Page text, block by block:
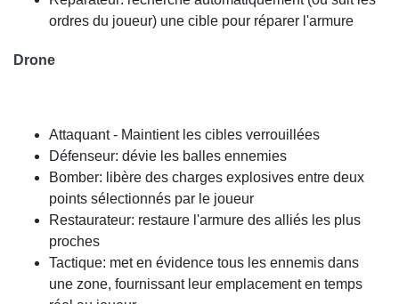
ordres du joueur) une cible pour réparer l'armure
Drone
Attaquant - Maintient les cibles verrouillées
Défenseur: dévie les balles ennemies
Bomber: libère des charges explosives entre deux
points sélectionnés par le joueur
Restaurateur: restaure l'armure des alliés les plus
proches
Tactique: met en évidence tous les ennemis dans
une zone, fournissant leur emplacement en temps